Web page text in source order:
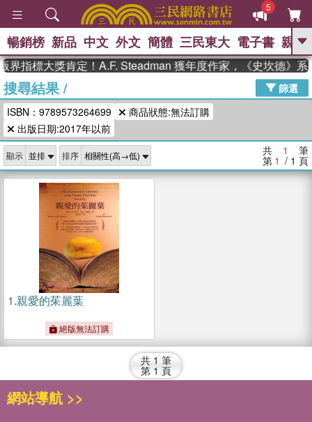
5
GO
高希均教授回憶錄
、 The Odyssey 、 父親節 、 如果歷
史是一群喵 、 暑期推薦
登輝時代 、 數學女孩：黎曼猜想 、
偉大的迷走神經
暢銷榜 新品 中文 外文 簡體 三民東大 電子書 親子
界指標大獎肯定！A.F. Steadman 獲年度作家，《史坎德》系
搜尋結果/
篩選
ISBN：9789573264699
商品狀態:無法訂購
出版日期:2017年以前
顯示 排序 共 1 筆
第 1 / 1 頁
1.親愛的茱麗葉
絕版無法訂購
共 1 筆
第 1 頁
網站導航 >>